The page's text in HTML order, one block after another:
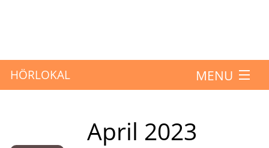
HÖRLOKAL MENU
April 2023